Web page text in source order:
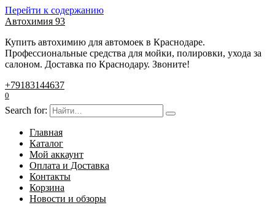
Перейти к содержанию
Автохимия 93
Купить автохимию для автомоек в Краснодаре.
Профессиональные средства для мойки, полировки, ухода за
салоном. Доставка по Краснодару. Звоните!
+79183144637
0
Search for:
Главная
Каталог
Мой аккаунт
Оплата и Доставка
Контакты
Корзина
Новости и обзоры